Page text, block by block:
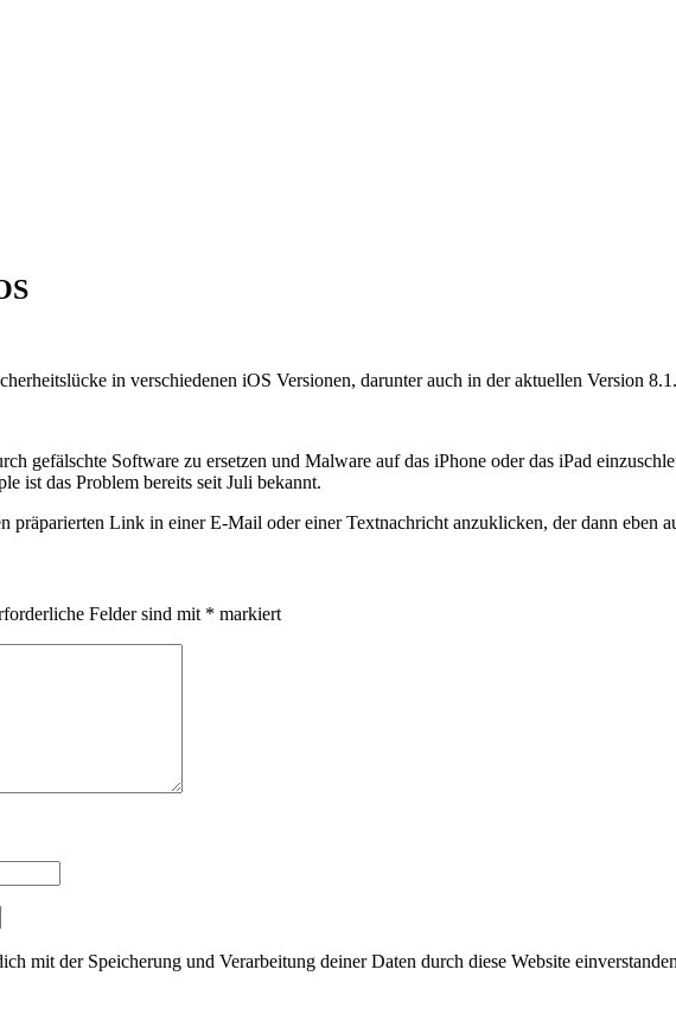
in verschiedenen iOS Versionen, darunter auch in der aktuellen Version 8.1.
gefälschte Software zu ersetzen und Malware auf das iPhone oder das iPad
ist das Problem bereits seit Juli bekannt.
präparierten Link in einer E-Mail oder einer Textnachricht anzuklicken, der dann eben
Felder sind mit * markiert
mit der Speicherung und Verarbeitung deiner Daten durch diese Website